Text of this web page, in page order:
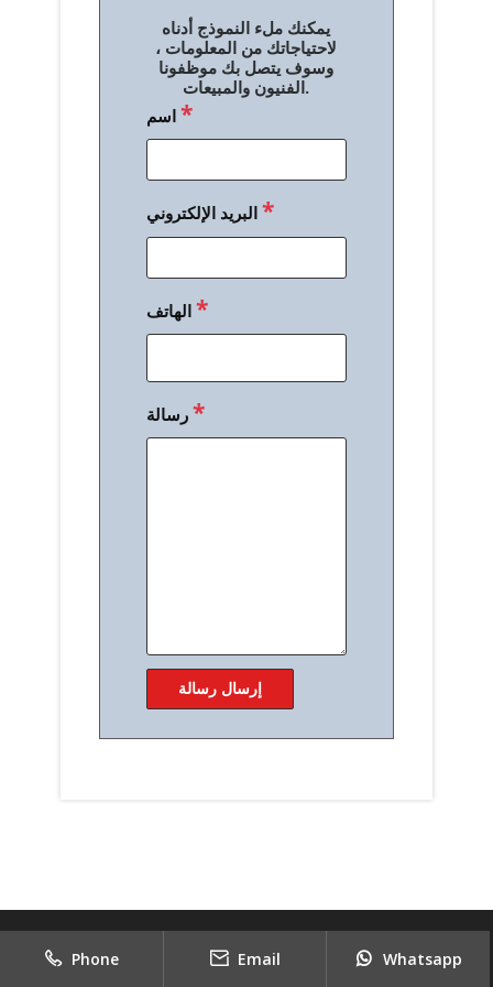
يمكنك ملء النموذج أدناه
لاحتياجاتك من المعلومات ،
وسوف يتصل بك موظفونا
الفنيون والمبيعات.
اسم*
البريد الإلكتروني*
الهاتف*
رسالة*
Phone Email Whatsapp